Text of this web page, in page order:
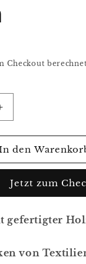
Checkout berechnet
Erhöhe
Holzdruckstempel,
den
Jetzt zum
gefertigter
von